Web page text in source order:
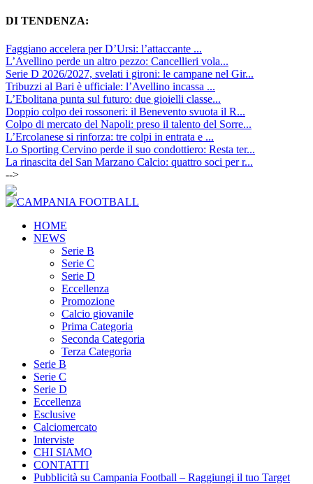
DI TENDENZA:
Faggiano accelera per D’Ursi: l’attaccante ...
L’Avellino perde un altro pezzo: Cancellieri vola...
Serie D 2026/2027, svelati i gironi: le campane nel Gir...
Tribuzzi al Bari è ufficiale: l’Avellino incassa ...
L’Ebolitana punta sul futuro: due gioielli classe...
Doppio colpo dei rossoneri: il Benevento svuota il R...
Colpo di mercato del Napoli: preso il talento del Sorre...
L’Ercolanese si rinforza: tre colpi in entrata e ...
Lo Sporting Cervino perde il suo condottiero: Resta ter...
La rinascita del San Marzano Calcio: quattro soci per r...
-->
HOME
NEWS
Serie B
Serie C
Serie D
Eccellenza
Promozione
Calcio giovanile
Prima Categoria
Seconda Categoria
Terza Categoria
Serie B
Serie C
Serie D
Eccellenza
Esclusive
Calciomercato
Interviste
CHI SIAMO
CONTATTI
Pubblicità su Campania Football – Raggiungi il tuo Target